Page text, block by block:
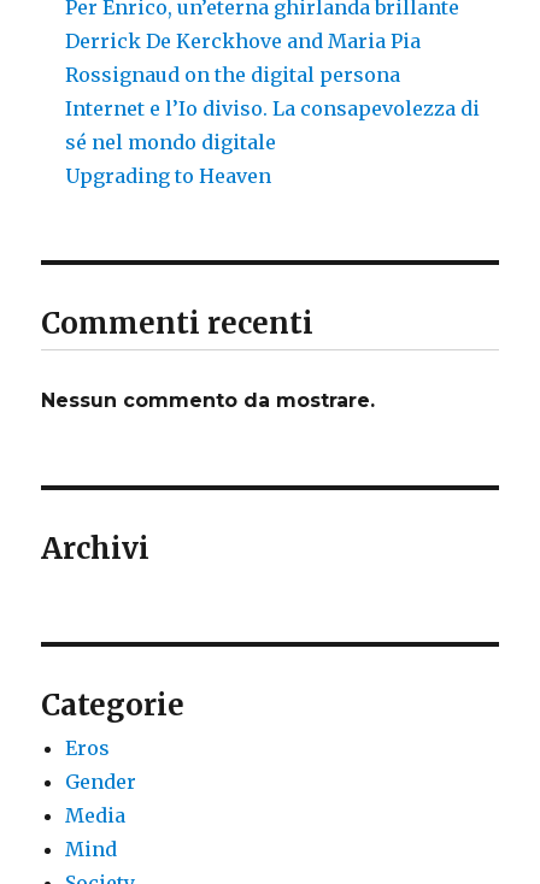
Per Enrico, un’eterna ghirlanda brillante
Derrick De Kerckhove and Maria Pia
Rossignaud on the digital persona
Internet e l’Io diviso. La consapevolezza di
sé nel mondo digitale
Upgrading to Heaven
Commenti recenti
Nessun commento da mostrare.
Archivi
Categorie
Eros
Gender
Media
Mind